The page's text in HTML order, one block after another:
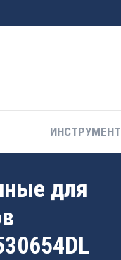
ИНСТРУМЕНТ
для